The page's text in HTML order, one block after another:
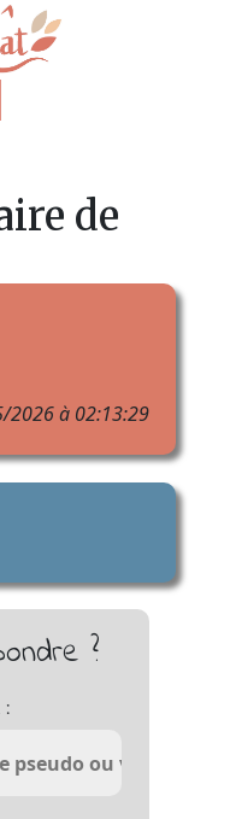
de
2026 à 02:13:29
?